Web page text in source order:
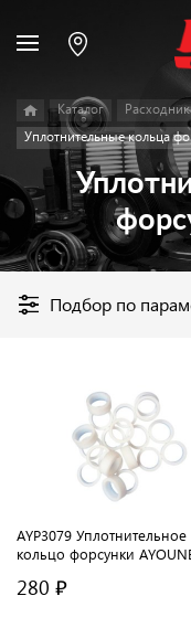
Каталог
Уплотнительные кольца
Подбор по
AYP3079 Уплотнительное
кольцо форсунки
VAG
280 ₽